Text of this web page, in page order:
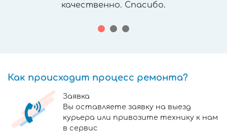
качественно. Спасибо.
Как происходит процесс ремонта?
Заявка
Вы оставляете заявку на выезд
курьера или привозите технику к нам
в сервис